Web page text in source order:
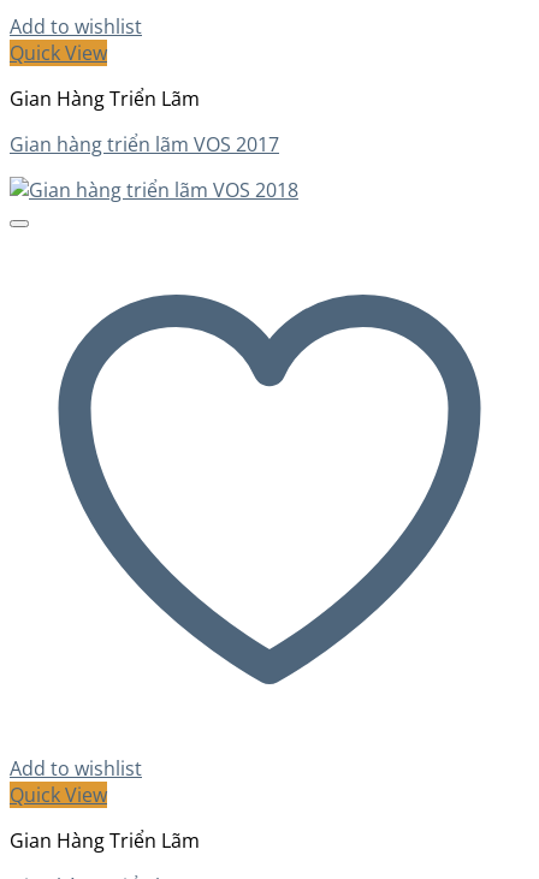
Add to wishlist
Quick View
Gian Hàng Triển Lãm
Gian hàng triển lãm VOS 2017
Add to wishlist
Quick View
Gian Hàng Triển Lãm